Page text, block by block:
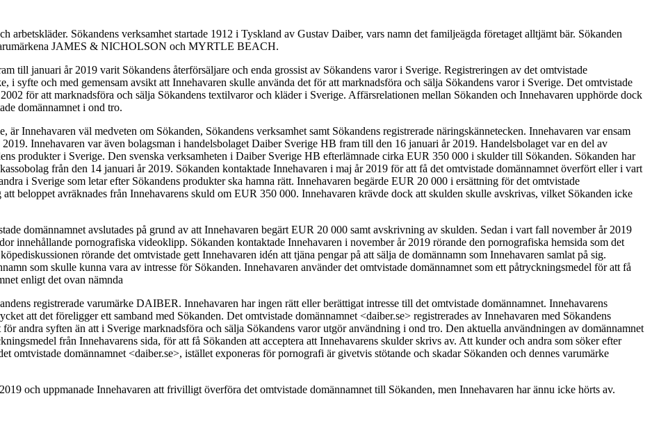
arbetskläder. Sökandens verksamhet startade 1912 i Tyskland av Gustav Daiber, vars namn det familjeägda företaget alltjämt bär. Sökanden
JAMES & NICHOLSON och MYRTLE BEACH.
till januari år 2019 varit Sökandens återförsäljare och enda grossist av Sökandens varor i Sverige. Registreringen av det omtvistade
i syfte och med gemensam avsikt att Innehavaren skulle använda det för att marknadsföra och sälja Sökandens varor i Sverige. Det omtvistade
för att marknadsföra och sälja Sökandens textilvaror och kläder i Sverige. Affärsrelationen mellan Sökanden och Innehavaren upphörde dock
domännamnet i ond tro.
är Innehavaren väl medveten om Sökanden, Sökandens verksamhet samt Sökandens registrerade näringskännetecken. Innehavaren var ensam
Innehavaren var även bolagsman i handelsbolaget Daiber Sverige HB fram till den 16 januari år 2019. Handelsbolaget var en del av
produkter i Sverige. Den svenska verksamheten i Daiber Sverige HB efterlämnade cirka EUR 350 000 i skulder till Sökanden. Sökanden har
från den 14 januari år 2019. Sökanden kontaktade Innehavaren i maj år 2019 för att få det omtvistade domännamnet överfört eller i vart
i Sverige som letar efter Sökandens produkter ska hamna rätt. Innehavaren begärde EUR 20 000 i ersättning för det omtvistade
beloppet avräknades från Innehavarens skuld om EUR 350 000. Innehavaren krävde dock att skulden skulle avskrivas, vilket Sökanden icke
domännamnet avslutades på grund av att Innehavaren begärt EUR 20 000 samt avskrivning av skulden. Sedan i vart fall november år 2019
innehållande pornografiska videoklipp. Sökanden kontaktade Innehavaren i november år 2019 rörande den pornografiska hemsida som det
rörande det omtvistade gett Innehavaren idén att tjäna pengar på att sälja de domännamn som Innehavaren samlat på sig.
som skulle kunna vara av intresse för Sökanden. Innehavaren använder det omtvistade domännamnet som ett påtryckningsmedel för att få
enligt det ovan nämnda
registrerade varumärke DAIBER. Innehavaren har ingen rätt eller berättigat intresse till det omtvistade domännamnet. Innehavarens
att det föreligger ett samband med Sökanden. Det omtvistade domännamnet <daiber.se> registrerades av Innehavaren med Sökandens
andra syften än att i Sverige marknadsföra och sälja Sökandens varor utgör användning i ond tro. Den aktuella användningen av domännamnet
från Innehavarens sida, för att få Sökanden att acceptera att Innehavarens skulder skrivs av. Att kunder och andra som söker efter
omtvistade domännamnet <daiber.se>, istället exponeras för pornografi är givetvis stötande och skadar Sökanden och dennes varumärke
och uppmanade Innehavaren att frivilligt överföra det omtvistade domännamnet till Sökanden, men Innehavaren har ännu icke hörts av.